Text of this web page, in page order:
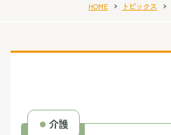
HOME トピックス
介護